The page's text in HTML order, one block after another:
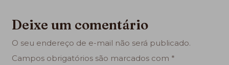
Deixe um comentário
O seu endereço de e-mail não será publicado.
Campos obrigatórios são marcados com *